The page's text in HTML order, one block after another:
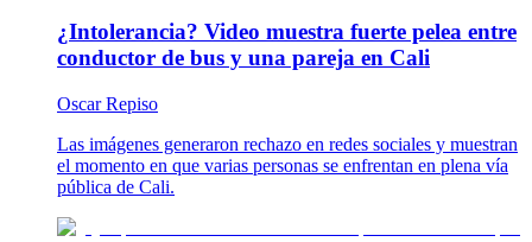
¿Intolerancia? Video muestra fuerte pelea entre
conductor de bus y una pareja en Cali
Oscar Repiso
Las imágenes generaron rechazo en redes sociales y muestran
el momento en que varias personas se enfrentan en plena vía
pública de Cali.